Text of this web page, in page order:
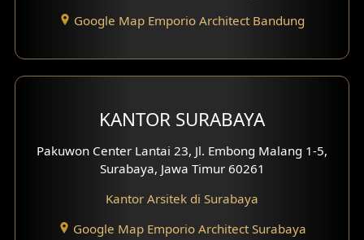
Google Map Emporio Architect Bandung
KANTOR SURABAYA
Pakuwon Center Lantai 23, Jl. Embong Malang 1-5,
Surabaya, Jawa Timur 60261
Kantor Arsitek di Surabaya
Google Map Emporio Architect Surabaya